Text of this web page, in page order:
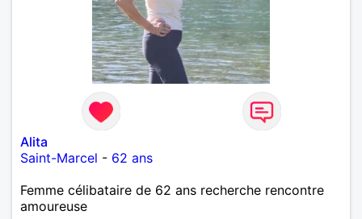
Alita
Saint-Marcel - 62 ans
Femme célibataire de 62 ans recherche rencontre
amoureuse